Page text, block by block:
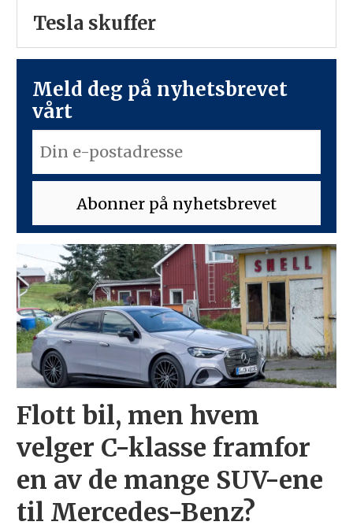
Tesla skuffer
Meld deg på nyhetsbrevet
vårt
Flott bil, men hvem
velger C-klasse framfor
en av de mange SUV-ene
til Mercedes-Benz?